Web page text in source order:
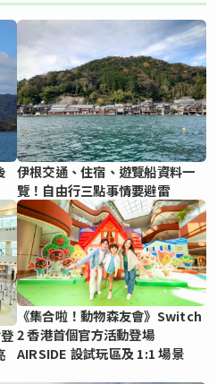
伊根交通、住宿、遊覽船資料一
覽！自由行三點事情要避雷
《集合啦！動物森友會》Switch
2 香港首個官方活動登場
AIRSIDE 設試玩區及 1:1 場景